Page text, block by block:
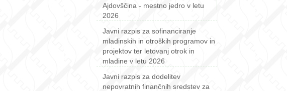
Ajdovščina - mestno jedro v letu
2026
Javni razpis za sofinanciranje
mladinskih in otroških programov in
projektov ter letovanj otrok in
mladine v letu 2026
Javni razpis za dodelitev
nepovratnih finančnih sredstev za